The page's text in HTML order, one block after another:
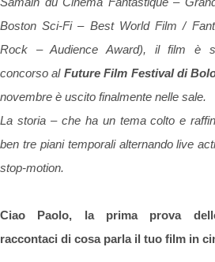
Boston Sci-Fi – Best World Film /
Rock – Audience Award), il film è
concorso al Future Film Festival di
novembre è uscito finalmente nelle sale.
La storia – che ha un tema colto e
ben tre piani temporali alternando live
stop-motion.
Ciao Paolo, la prima prova
raccontaci di cosa parla il tuo film in